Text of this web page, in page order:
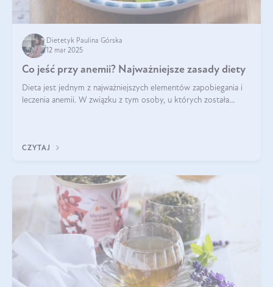
Dietetyk Paulina Górska
12 mar 2025
Co jeść przy anemii? Najważniejsze zasady diety
Dieta jest jednym z najważniejszych elementów zapobiegania i
leczenia anemii. W związku z tym osoby, u których została
CZYTAJ